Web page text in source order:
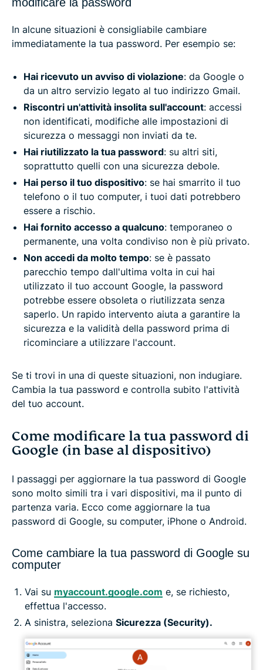
modificare la password
In alcune situazioni è consigliabile cambiare
immediatamente la tua password. Per esempio se:
Hai ricevuto un avviso di violazione: da Google o
da un altro servizio legato al tuo indirizzo Gmail.
Riscontri un'attività insolita sull'account: accessi
non identificati, modifiche alle impostazioni di
sicurezza o messaggi non inviati da te.
Hai riutilizzato la tua password: su altri siti,
soprattutto quelli con una sicurezza debole.
Hai perso il tuo dispositivo: se hai smarrito il tuo
telefono o il tuo computer, i tuoi dati potrebbero
essere a rischio.
Hai fornito accesso a qualcuno: temporaneo o
permanente, una volta condiviso non è più privato.
Non accedi da molto tempo: se è passato
parecchio tempo dall'ultima volta in cui hai
utilizzato il tuo account Google, la password
potrebbe essere obsoleta o riutilizzata senza
saperlo. Un rapido intervento aiuta a garantire la
sicurezza e la validità della password prima di
ricominciare a utilizzare l'account.
Se ti trovi in una di queste situazioni, non indugiare.
Cambia la tua password e controlla subito l'attività
del tuo account.
Come modificare la tua password di
Google (in base al dispositivo)
I passaggi per aggiornare la tua password di Google
sono molto simili tra i vari dispositivi, ma il punto di
partenza varia. Ecco come aggiornare la tua
password di Google, su computer, iPhone o Android.
Come cambiare la tua password di Google su
computer
Vai su myaccount.google.com e, se richiesto,
effettua l'accesso.
A sinistra, seleziona Sicurezza (Security).